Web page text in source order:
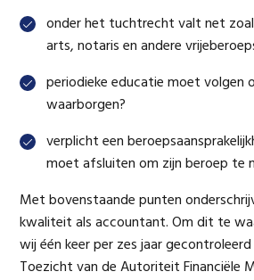
onder het tuchtrecht valt net
arts, notaris en andere
periodieke educatie moet volgen
waarborgen?
verplicht een
moet afsluiten om zijn beroep te
Met bovenstaande punten
kwaliteit als accountant. Om dit te
wij één keer per zes jaar
Toezicht van de Autoriteit Financiële